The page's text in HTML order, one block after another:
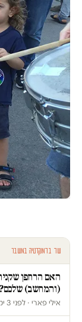
עוד בדמוקרטיה במשבר
האם הרחפן
(והמחשב) שלכם?
אילי פארי · לפני 3 ימים